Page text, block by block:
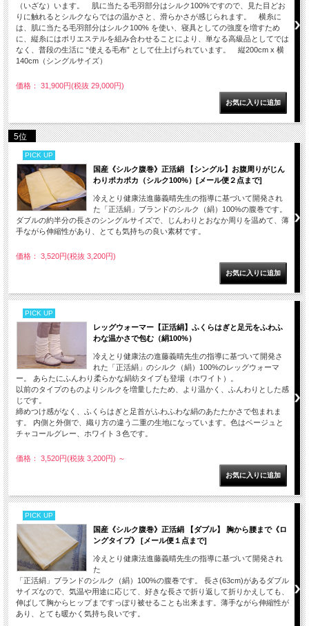
（いざな）います。 肌に当たる毛羽部分はシルク100%ですので、見た目どお
りに触れるとシルクならではの温かさと、滑らかさが感じられます。 横糸に
は、肌に当たる毛羽部分はシルク100% を使い、寝具としての強度を増すため
に、縦糸にはポリエステルを組み合わせることにより、単なる高級品としてでは
なく、普段の生活に “使える毛布” として仕上げられています。 縦200cm x 横
140cm（シングルサイズ）
価格： 31,900円(税抜 29,000円)
5位
PICK UP
国産《シルク腹巻》正活絹 【シングル】お腹周りがじん
わりポカポカ（シルク100%）[メール便２点まで]
冷えとり健康法進藤義晴先生の指導に基づいて開発され
た「正活絹」ブランドのシルク（絹）100%の腹巻です。
ダブルの約半分の長さのシングルサイズで、じんわりとおなか周りを温めて、薄
手ながら伸縮性があり、とても気持ちの良い素材です。
価格： 3,520円(税抜 3,200円)
PICK UP
レッグウォーマー【正活絹】ふくらはぎと足元をふわふ
わな温かさで包む（絹100%）
冷えとり健康法の進藤義晴先生の指導に基づいて開発さ
れた「正活絹」のシルク（絹）100%のレッグウォーマ
ー。 あらたにふんわり柔らかな絹紡タイプも登場（ホワイト）。
以前のタイプのものよりシルクを増量したため、より温かく、ふんわりとした感
じです。
締めつけ感がなく、ふくらはぎと足首がふわふわな絹のあたたかさで包まれま
す。 内側と外側で、織り方の違う二重の生地になっています。色はベージュと
チャコールグレー、ホワイト３色です。
価格： 3,520円(税抜 3,200円) ～
PICK UP
国産《シルク腹巻》正活絹 【ダブル】 胸から腰まで《ロ
ングタイプ》 [メール便１点まで]
冷えとり健康法進藤義晴先生の指導に基づいて開発され
た
「正活絹」ブランドのシルク（絹）100%の腹巻です。 長さ(63cm)があるダブル
サイズなので、気温や用途に応じて、好きな長さで折り返して折りかえしても、
伸ばして胸からヒップまですっぽり被せることも出来ます。薄手ながら伸縮性が
あり、とても暖かく気持ち良いです。